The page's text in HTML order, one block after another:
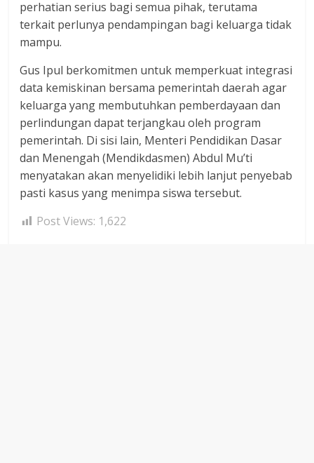
perhatian serius bagi semua pihak, terutama
terkait perlunya pendampingan bagi keluarga tidak
mampu.
​Gus Ipul berkomitmen untuk memperkuat integrasi
data kemiskinan bersama pemerintah daerah agar
keluarga yang membutuhkan pemberdayaan dan
perlindungan dapat terjangkau oleh program
pemerintah. Di sisi lain, Menteri Pendidikan Dasar
dan Menengah (Mendikdasmen) Abdul Mu’ti
menyatakan akan menyelidiki lebih lanjut penyebab
pasti kasus yang menimpa siswa tersebut.
Post Views: 1,622